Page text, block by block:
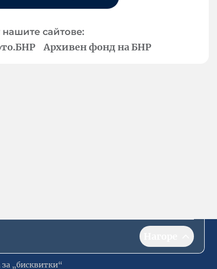
сайтове:
Архивен фонд на БНР
„бисквитки“